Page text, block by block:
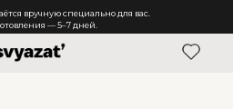
вручную специально для вас.
— 5–7 дней.